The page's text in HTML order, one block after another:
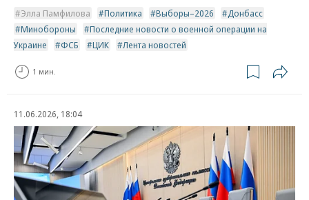
Элла Памфилова Политика Выборы–2026
Донбасс
Минобороны
Последние новости о военной операции на
Украине
ФСБ ЦИК Лента новостей
1 мин.
11.06.2026, 18:04